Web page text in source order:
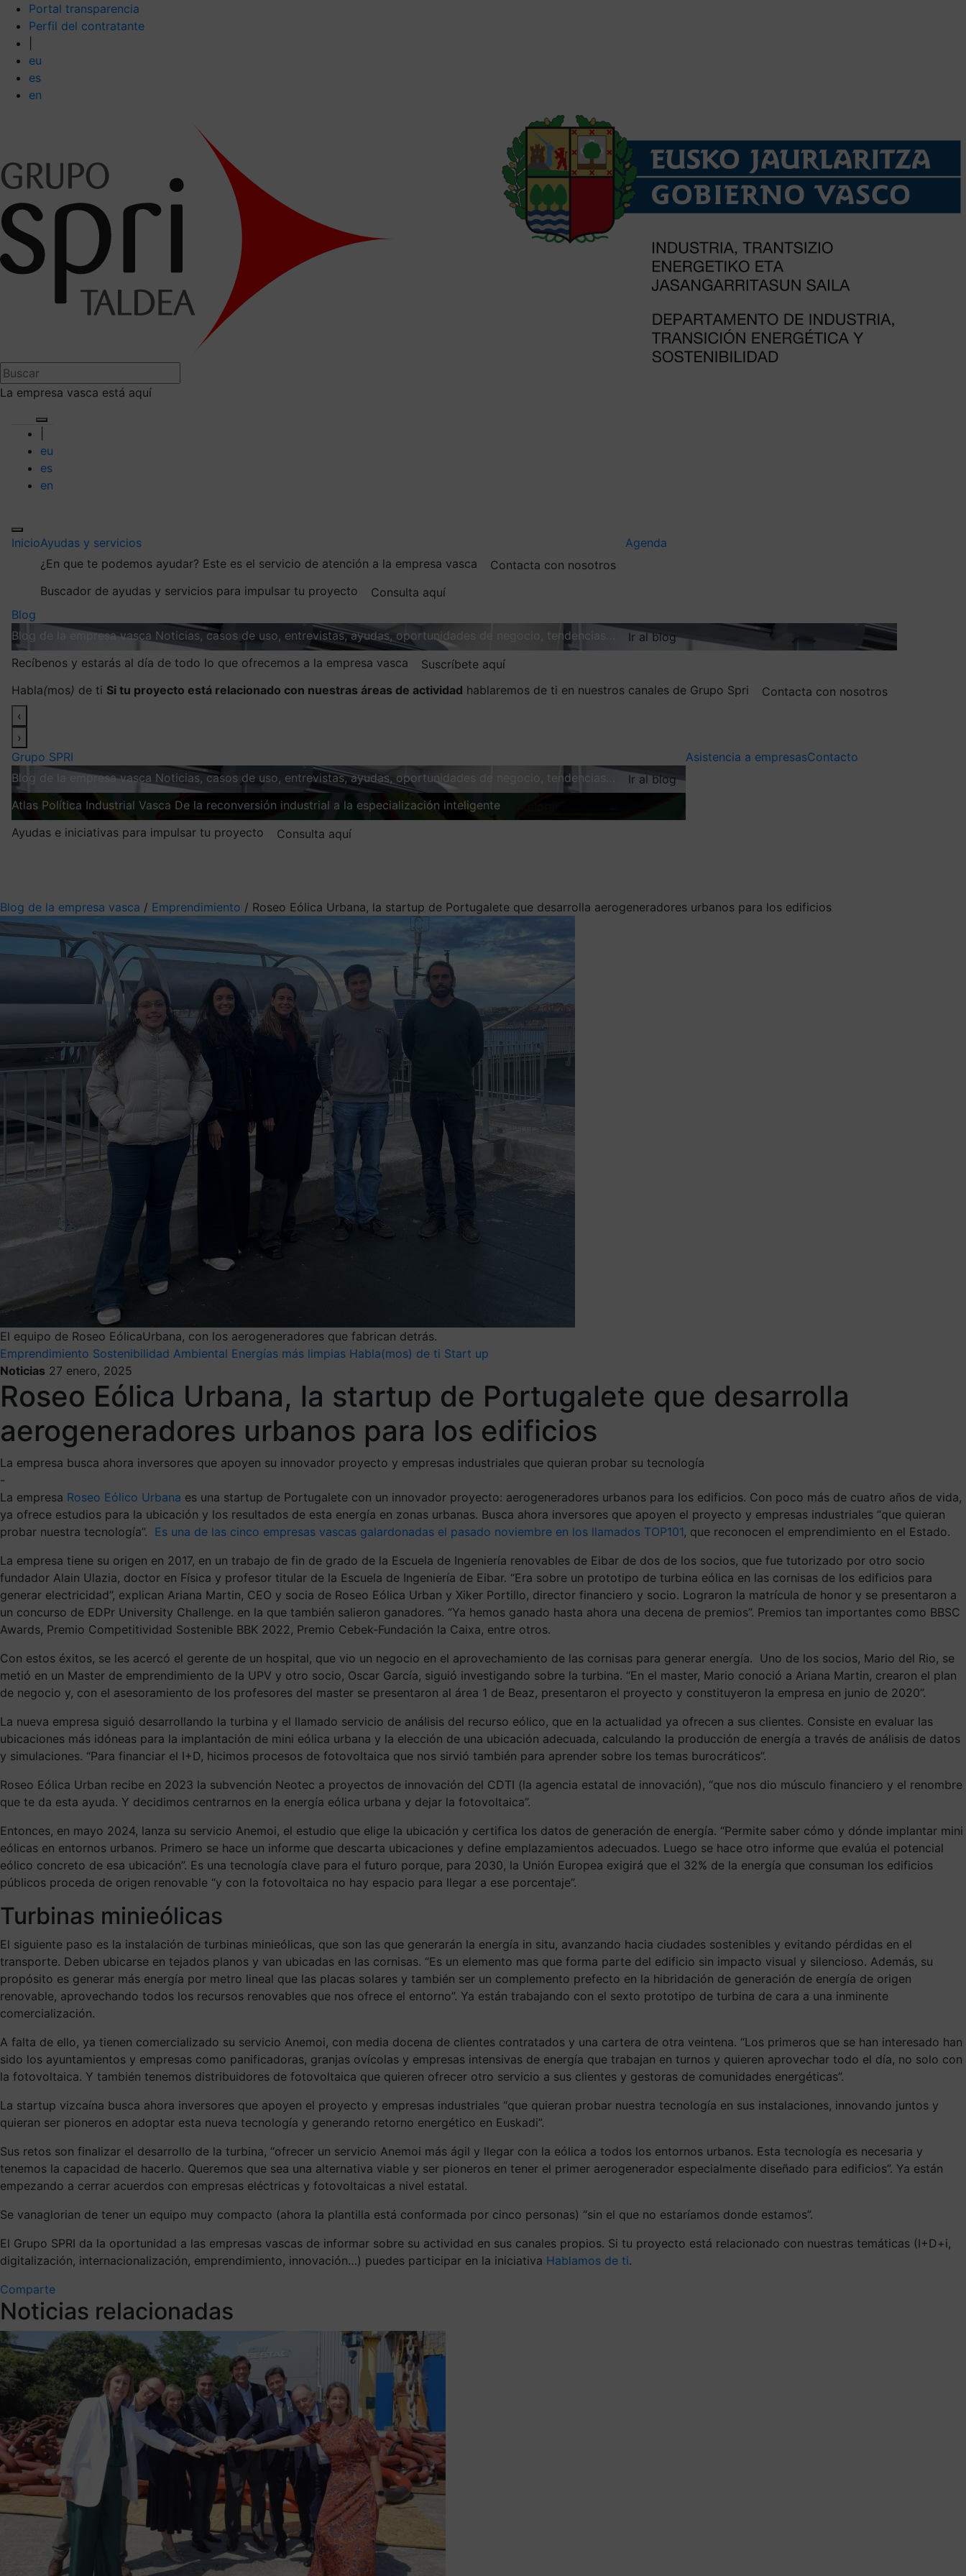
Portal transparencia
Perfil del contratante
eu
es
en
La empresa vasca está aquí
eu
es
en
InicioAyudas y servicios
¿En que te podemos ayudar? Este es el servicio de atención a la empresa vasca
Contacta con nosotros
Buscador de ayudas y servicios para impulsar tu proyecto
Consulta aquí
Agenda
Blog
Blog de la empresa vasca Noticias, casos de uso, entrevistas, ayudas, oportunidades de negocio, tendencias…
Ir al blog
Recíbenos y estarás al día de todo lo que ofrecemos a la empresa vasca
Suscríbete aquí
Habla(mos) de ti Si tu proyecto está relacionado con nuestras áreas de actividad hablaremos de ti en nuestros canales de Grupo Spri
Contacta con nosotros
‹
›
Grupo SPRI
Blog de la empresa vasca Noticias, casos de uso, entrevistas, ayudas, oportunidades de negocio, tendencias…
Ir al blog
Atlas Política Industrial Vasca De la reconversión industrial a la especialización inteligente
Ayudas e iniciativas para impulsar tu proyecto
Consulta aquí
Asistencia a empresasContacto
Blog de la empresa vasca / Emprendimiento / Roseo Eólica Urbana, la startup de Portugalete que desarrolla aerogeneradores urbanos para los edificios
El equipo de Roseo EólicaUrbana, con los aerogeneradores que fabrican detrás.
Emprendimiento Sostenibilidad Ambiental Energías más limpias Habla(mos) de ti Start up
Noticias 27 enero, 2025
Roseo Eólica Urbana, la startup de Portugalete que desarrolla
aerogeneradores urbanos para los edificios
La empresa busca ahora inversores que apoyen su innovador proyecto y empresas industriales que quieran probar su tecnología
-
La empresa Roseo Eólico Urbana es una startup de Portugalete con un innovador proyecto: aerogeneradores urbanos para los edificios. Con poco más de cuatro años de vida,
ya ofrece estudios para la ubicación y los resultados de esta energía en zonas urbanas. Busca ahora inversores que apoyen el proyecto y empresas industriales “que quieran
probar nuestra tecnología”. Es una de las cinco empresas vascas galardonadas el pasado noviembre en los llamados TOP101, que reconocen el emprendimiento en el Estado.
La empresa tiene su origen en 2017, en un trabajo de fin de grado de la Escuela de Ingeniería renovables de Eibar de dos de los socios, que fue tutorizado por otro socio
fundador Alain Ulazia, doctor en Física y profesor titular de la Escuela de Ingeniería de Eibar. “Era sobre un prototipo de turbina eólica en las cornisas de los edificios para
generar electricidad”, explican Ariana Martin, CEO y socia de Roseo Eólica Urban y Xiker Portillo, director financiero y socio. Lograron la matrícula de honor y se presentaron a
un concurso de EDPr University Challenge. en la que también salieron ganadores. “Ya hemos ganado hasta ahora una decena de premios”. Premios tan importantes como BBSC
Awards, Premio Competitividad Sostenible BBK 2022, Premio Cebek-Fundación la Caixa, entre otros.
Con estos éxitos, se les acercó el gerente de un hospital, que vio un negocio en el aprovechamiento de las cornisas para generar energía. Uno de los socios, Mario del Rio, se
metió en un Master de emprendimiento de la UPV y otro socio, Oscar García, siguió investigando sobre la turbina. “En el master, Mario conoció a Ariana Martin, crearon el plan
de negocio y, con el asesoramiento de los profesores del master se presentaron al área 1 de Beaz, presentaron el proyecto y constituyeron la empresa en junio de 2020”.
La nueva empresa siguió desarrollando la turbina y el llamado servicio de análisis del recurso eólico, que en la actualidad ya ofrecen a sus clientes. Consiste en evaluar las
ubicaciones más idóneas para la implantación de mini eólica urbana y la elección de una ubicación adecuada, calculando la producción de energía a través de análisis de datos
y simulaciones. “Para financiar el I+D, hicimos procesos de fotovoltaica que nos sirvió también para aprender sobre los temas burocráticos”.
Roseo Eólica Urban recibe en 2023 la subvención Neotec a proyectos de innovación del CDTI (la agencia estatal de innovación), “que nos dio músculo financiero y el renombre
que te da esta ayuda. Y decidimos centrarnos en la energía eólica urbana y dejar la fotovoltaica”.
Entonces, en mayo 2024, lanza su servicio Anemoi, el estudio que elige la ubicación y certifica los datos de generación de energía. “Permite saber cómo y dónde implantar mini
eólicas en entornos urbanos. Primero se hace un informe que descarta ubicaciones y define emplazamientos adecuados. Luego se hace otro informe que evalúa el potencial
eólico concreto de esa ubicación”. Es una tecnología clave para el futuro porque, para 2030, la Unión Europea exigirá que el 32% de la energía que consuman los edificios
públicos proceda de origen renovable “y con la fotovoltaica no hay espacio para llegar a ese porcentaje”.
Turbinas minieólicas
El siguiente paso es la instalación de turbinas minieólicas, que son las que generarán la energía in situ, avanzando hacia ciudades sostenibles y evitando pérdidas en el
transporte. Deben ubicarse en tejados planos y van ubicadas en las cornisas. “Es un elemento mas que forma parte del edificio sin impacto visual y silencioso. Además, su
propósito es generar más energía por metro lineal que las placas solares y también ser un complemento prefecto en la hibridación de generación de energía de origen
renovable, aprovechando todos los recursos renovables que nos ofrece el entorno”. Ya están trabajando con el sexto prototipo de turbina de cara a una inminente
comercialización.
A falta de ello, ya tienen comercializado su servicio Anemoi, con media docena de clientes contratados y una cartera de otra veintena. “Los primeros que se han interesado han
sido los ayuntamientos y empresas como panificadoras, granjas ovícolas y empresas intensivas de energía que trabajan en turnos y quieren aprovechar todo el día, no solo con
la fotovoltaica. Y también tenemos distribuidores de fotovoltaica que quieren ofrecer otro servicio a sus clientes y gestoras de comunidades energéticas”.
La startup vizcaína busca ahora inversores que apoyen el proyecto y empresas industriales “que quieran probar nuestra tecnología en sus instalaciones, innovando juntos y
quieran ser pioneros en adoptar esta nueva tecnología y generando retorno energético en Euskadi”.
Sus retos son finalizar el desarrollo de la turbina, “ofrecer un servicio Anemoi más ágil y llegar con la eólica a todos los entornos urbanos. Esta tecnología es necesaria y
tenemos la capacidad de hacerlo. Queremos que sea una alternativa viable y ser pioneros en tener el primer aerogenerador especialmente diseñado para edificios”. Ya están
empezando a cerrar acuerdos con empresas eléctricas y fotovoltaicas a nivel estatal.
Se vanaglorian de tener un equipo muy compacto (ahora la plantilla está conformada por cinco personas) “sin el que no estaríamos donde estamos”.
El Grupo SPRI da la oportunidad a las empresas vascas de informar sobre su actividad en sus canales propios. Si tu proyecto está relacionado con nuestras temáticas (I+D+i,
digitalización, internacionalización, emprendimiento, innovación…) puedes participar en la iniciativa Hablamos de ti.
Comparte
Noticias relacionadas